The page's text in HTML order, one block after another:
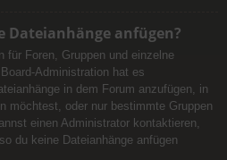
Dateianhänge anfügen?
für Foren, Gruppen und einzelne
Administration hat es
in dem Forum anzufügen, in
möchtest, oder nur bestimmte Gruppen
einen Administrator kontaktieren,
du keine Dateianhänge anfügen